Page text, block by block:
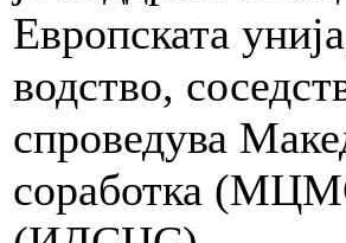
Европската
водство,
спроведува
соработка